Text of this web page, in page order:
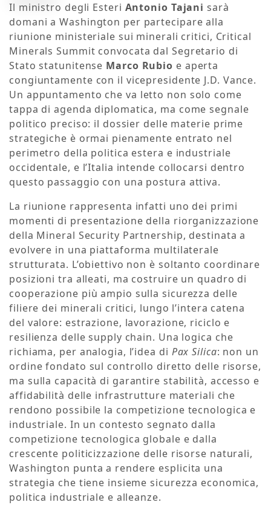
Il ministro degli Esteri Antonio Tajani sarà
domani a Washington per partecipare alla
riunione ministeriale sui minerali critici, Critical
Minerals Summit convocata dal Segretario di
Stato statunitense Marco Rubio e aperta
congiuntamente con il vicepresidente J.D. Vance.
Un appuntamento che va letto non solo come
tappa di agenda diplomatica, ma come segnale
politico preciso: il dossier delle materie prime
strategiche è ormai pienamente entrato nel
perimetro della politica estera e industriale
occidentale, e l’Italia intende collocarsi dentro
questo passaggio con una postura attiva.
La riunione rappresenta infatti uno dei primi
momenti di presentazione della riorganizzazione
della Mineral Security Partnership, destinata a
evolvere in una piattaforma multilaterale
strutturata. L’obiettivo non è soltanto coordinare
posizioni tra alleati, ma costruire un quadro di
cooperazione più ampio sulla sicurezza delle
filiere dei minerali critici, lungo l’intera catena
del valore: estrazione, lavorazione, riciclo e
resilienza delle supply chain. Una logica che
richiama, per analogia, l’idea di Pax Silica: non un
ordine fondato sul controllo diretto delle risorse,
ma sulla capacità di garantire stabilità, accesso e
affidabilità delle infrastrutture materiali che
rendono possibile la competizione tecnologica e
industriale. In un contesto segnato dalla
competizione tecnologica globale e dalla
crescente politicizzazione delle risorse naturali,
Washington punta a rendere esplicita una
strategia che tiene insieme sicurezza economica,
politica industriale e alleanze.